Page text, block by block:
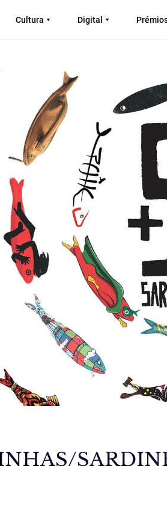
Cultura Digital